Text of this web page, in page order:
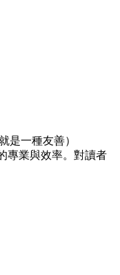
是一種友善）
專業與效率。對讀者